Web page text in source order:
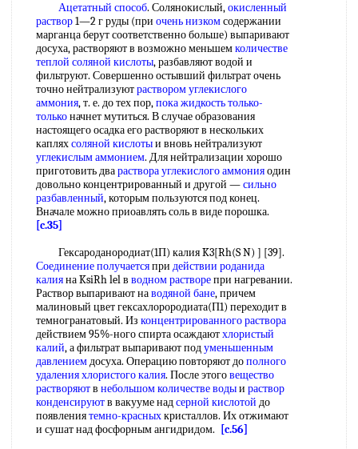
Ацетатный способ. Солянокислый,окисленный
раствор1—2 г руды (при очень низкомсодержании
марганца берут соответственно больше) выпаривают
досуха, растворяют в возможно меньшемколичестве
теплой соляной кислоты, разбавляют водой и
фильтруют. Совершенно остывший фильтрат очень
точно нейтрализуютраствором углекислого
аммония, т. е. до тех пор,пока жидкостьтолько-
тольконачнет мутиться. В случае образования
настоящего осадка его растворяют в нескольких
капляхсоляной кислотыи вновь нейтрализуют
углекислым аммонием. Для нейтрализации хорошо
приготовить двараствора углекислого аммонияодин
довольно концентрированный и другой —сильно
разбавленный, которым пользуются под конец.
Вначале можно приоавлять соль в виде порошка.
[c.35]
Гексароданородиат(1П) калия K3[Rh(S N) ] [39].
Соединение получаетсяпри действии роданида
калияна KsiRh lel в водном растворепри нагревании.
Раствор выпаривают наводяной бане, причем
малиновый цвет гексахлорородиата(П1) переходит в
темногранатовый. Из концентрированного раствора
действием 95%-ного спирта осаждаютхлористый
калий, а фильтрат выпаривают подуменьшенным
давлениемдосуха. Операцию повторяют дополного
удаленияхлористого калия. После этоговещество
растворяютв небольшом количестве водыи раствор
конденсируютв вакууме надсерной кислотой до
появлениятемно-красныхкристаллов. Их отжимают
и сушат над фосфорным ангидридом.
[c.56]